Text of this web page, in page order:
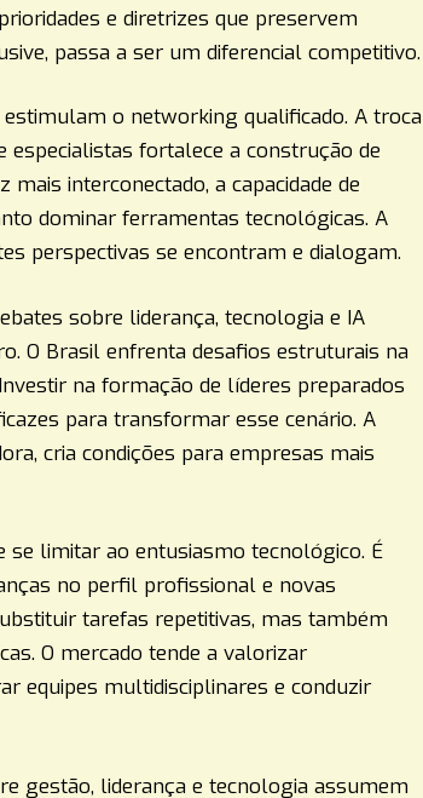
e diretrizes que preservem
passa a ser um diferencial competitivo.
o networking qualificado. A troca
especialistas fortalece a construção de
interconectado, a capacidade de
dominar ferramentas tecnológicas. A
perspectivas se encontram e dialogam.
sobre liderança, tecnologia e IA
O Brasil enfrenta desafios estruturais na
na formação de líderes preparados
para transformar esse cenário. A
cria condições para empresas mais
se limitar ao entusiasmo tecnológico. É
no perfil profissional e novas
tarefas repetitivas, mas também
O mercado tende a valorizar
equipes multidisciplinares e conduzir
gestão, liderança e tecnologia assumem